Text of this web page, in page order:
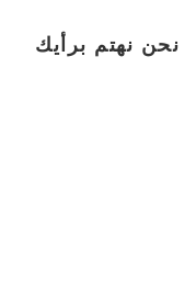
نحن نهتم برأيك